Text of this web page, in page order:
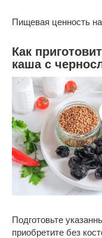
Пищевая ценность на
Как
каша с
Подготовьте
приобретите без